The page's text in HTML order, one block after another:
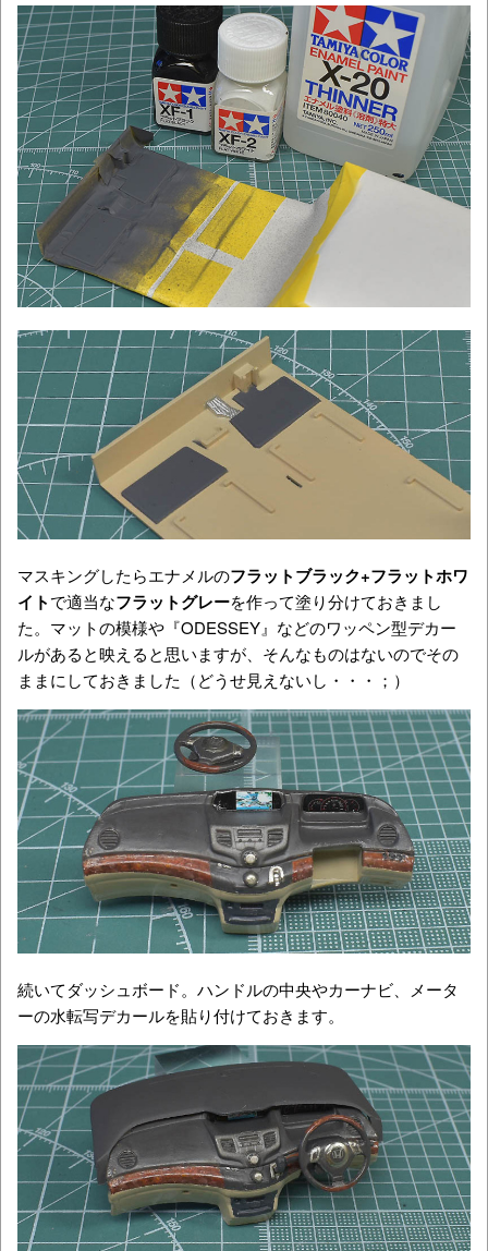
マスキングしたらエナメルのフラットブラック+フラットホワ
イトで適当なフラットグレーを作って塗り分けておきまし
た。マットの模様や『ODESSEY』などのワッペン型デカー
ルがあると映えると思いますが、そんなものはないのでその
ままにしておきました（どうせ見えないし・・・；）
続いてダッシュボード。ハンドルの中央やカーナビ、メータ
ーの水転写デカールを貼り付けておきます。